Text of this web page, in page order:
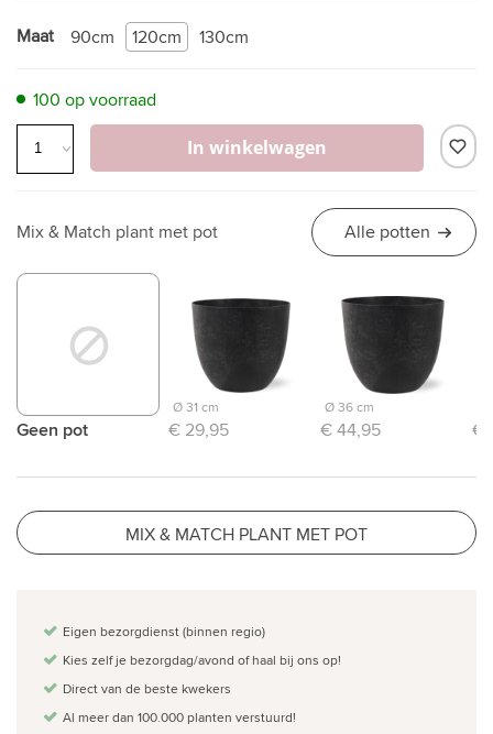
Maat 90cm 120cm 130cm
100 op voorraad
In winkelwagen
Mix & Match plant met pot Alle potten
Geen pot € 29,95
Ø 31 cm
€ 44,95
Ø 36 cm
€
MIX & MATCH PLANT MET POT
Eigen bezorgdienst (binnen regio)
Kies zelf je bezorgdag/avond of haal bij ons op!
Direct van de beste kwekers
Al meer dan 100.000 planten verstuurd!